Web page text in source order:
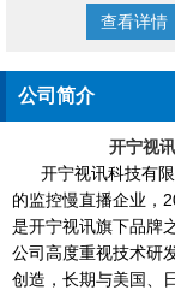
查看详情
公司简介
开宁视
开宁视讯科技有
的监控慢直播企业，
是开宁视讯旗下品牌
公司高度重视技术研
创造，长期与美国、